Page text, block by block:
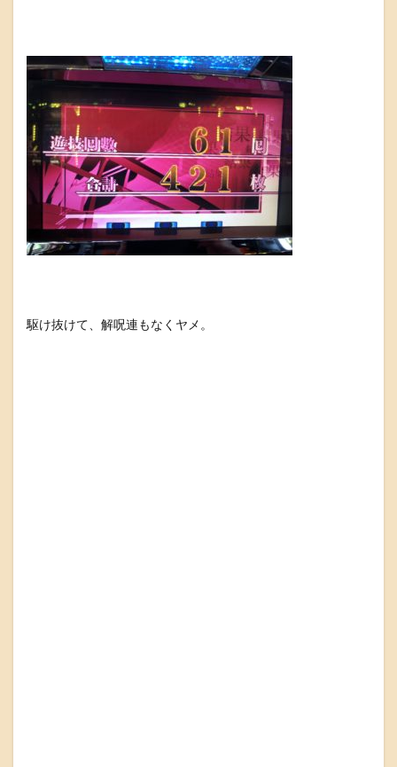
駆け抜けて、解呪連もなくヤメ。